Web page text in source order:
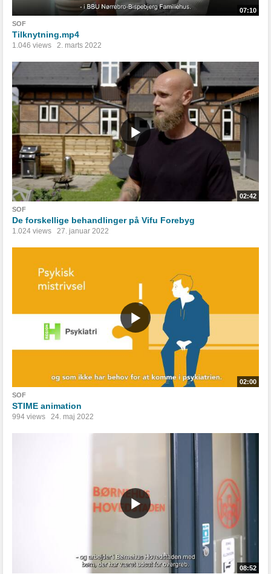
07:10
SOF
Tilknytning.mp4
1.046 views 2. marts 2022
02:42
SOF
De forskellige behandlinger på Vifu Forebyg
1.024 views 27. januar 2022
02:00
SOF
STIME animation
994 views 24. maj 2022
08:52